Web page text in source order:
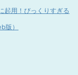
起用！びっくりすぎる
版）